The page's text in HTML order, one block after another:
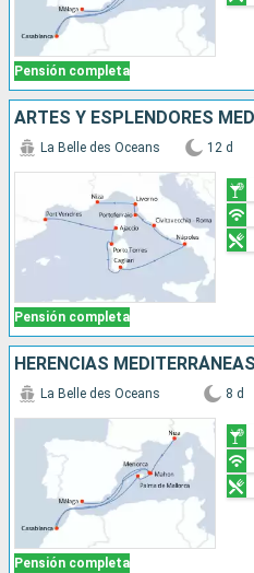
Pensión completa
Pensión completa
La Belle des Oceans 12 d
Pensión completa
La Belle des Oceans 8 d